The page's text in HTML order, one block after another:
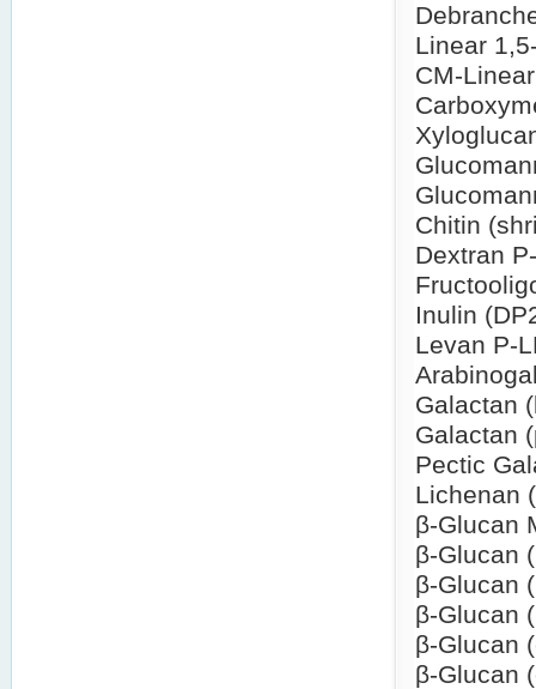
Linear
CM-
Chitin
Dextran
Inulin
Levan P-
Galactan
Galactan
Pectic
Lichenan
β-Glucan
β-Glucan
β-Glucan
β-Glucan
β-Glucan
β-Glucan